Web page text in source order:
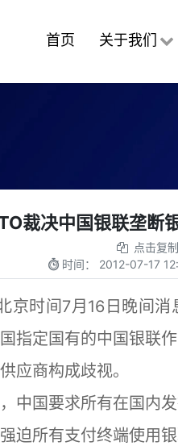
首页 关于我们
裁决中国银联垄断
点击复
时间： 2012-07-17
时间7月16日晚间消
指定国有的中国银联
应商构成歧视。
国要求所有在国内发
迫所有支付终端使用